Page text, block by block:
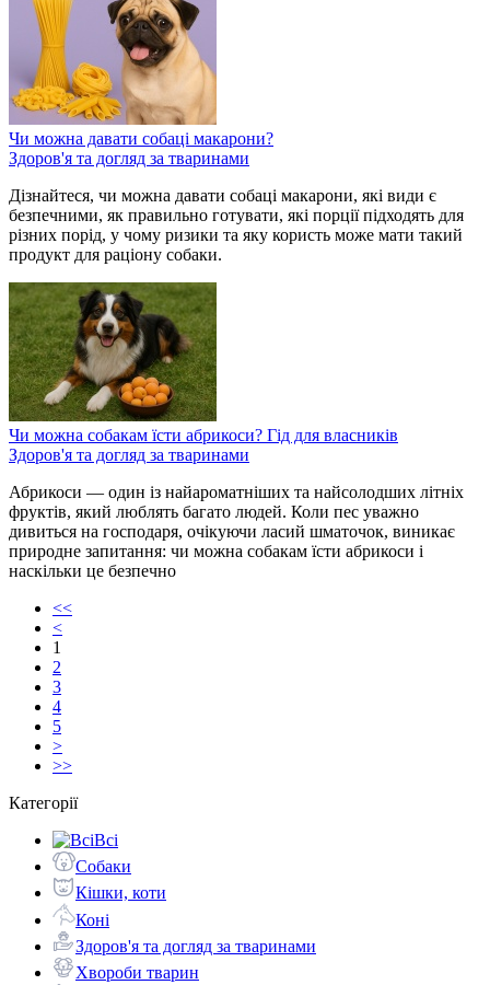
Чи можна давати собаці макарони?
Здоров'я та догляд за тваринами
Дізнайтеся, чи можна давати собаці макарони, які види є
безпечними, як правильно готувати, які порції підходять для
різних порід, у чому ризики та яку користь може мати такий
продукт для раціону собаки.
Чи можна собакам їсти абрикоси? Гід для власників
Здоров'я та догляд за тваринами
Абрикоси — один із найароматніших та найсолодших літніх
фруктів, який люблять багато людей. Коли пес уважно
дивиться на господаря, очікуючи ласий шматочок, виникає
природне запитання: чи можна собакам їсти абрикоси і
наскільки це безпечно
<<
<
1
2
3
4
5
>
>>
Категорії
Всі
Собаки
Кішки, коти
Коні
Здоров'я та догляд за тваринами
Хвороби тварин